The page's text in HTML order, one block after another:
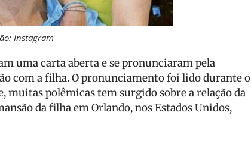
Instagram
uma carta aberta e se pronunciaram pela
com a filha. O pronunciamento foi lido durante o
muitas polêmicas tem surgido sobre a relação da
da filha em Orlando, nos Estados Unidos,